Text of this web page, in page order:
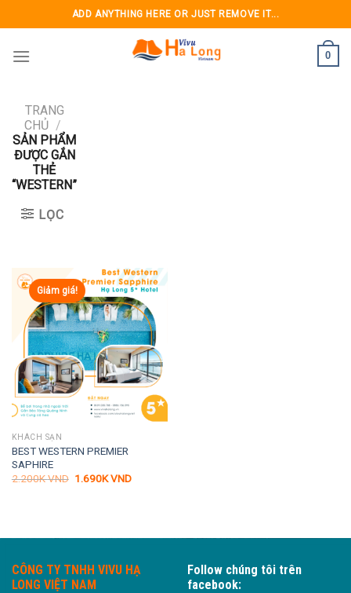
to
content
ADD ANYTHING HERE OR JUST REMOVE IT...
0
TRANG
CHỦ /
SẢN PHẨM
ĐƯỢC GẮN
THẺ
“WESTERN”
LỌC
Giảm giá!
KHÁCH SẠN
BEST WESTERN PREMIER
SAPHIRE
2.200KVND Giá
1.690KVNDGiá
CÔNG TY TNHH VIVU HẠ
LONG VIỆT NAM
Follow chúng tôi trên
facebook: